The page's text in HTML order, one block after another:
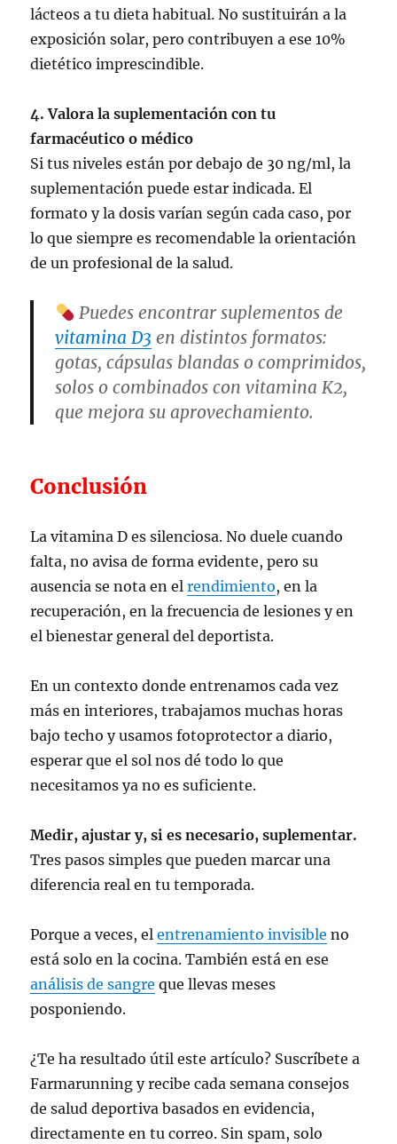
lácteos a tu dieta habitual. No sustituirán a la
exposición solar, pero contribuyen a ese 10%
dietético imprescindible.
4. Valora la suplementación con tu
farmacéutico o médico
Si tus niveles están por debajo de 30 ng/ml, la
suplementación puede estar indicada. El
formato y la dosis varían según cada caso, por
lo que siempre es recomendable la orientación
de un profesional de la salud.
Puedes encontrar suplementos de
vitamina D3 en distintos formatos:
gotas, cápsulas blandas o comprimidos,
solos o combinados con vitamina K2,
que mejora su aprovechamiento.
Conclusión
La vitamina D es silenciosa. No duele cuando
falta, no avisa de forma evidente, pero su
ausencia se nota en elrendimiento, en la
recuperación, en la frecuencia de lesiones y en
el bienestar general del deportista.
En un contexto donde entrenamos cada vez
más en interiores, trabajamos muchas horas
bajo techo y usamos fotoprotector a diario,
esperar que el sol nos dé todo lo que
necesitamos ya no es suficiente.
Medir, ajustar y, si es necesario, suplementar.
Tres pasos simples que pueden marcar una
diferencia real en tu temporada.
Porque a veces, elentrenamiento invisible no
está solo en la cocina. También está en ese
análisis de sangre que llevas meses
posponiendo.
¿Te ha resultado útil este artículo? Suscríbete a
Farmarunning y recibe cada semana consejos
de salud deportiva basados en evidencia,
directamente en tu correo. Sin spam, solo